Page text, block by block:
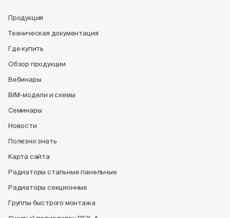
Продукция
Техническая документация
Где купить
Обзор продукции
Вебинары
BIM-модели и схемы
Семинары
Новости
Полезно знать
Карта сайта
Радиаторы стальные панельные
Радиаторы секционные
Группы быстрого монтажа